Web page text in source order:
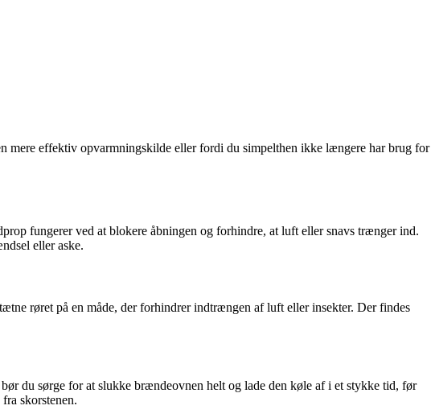
effektiv opvarmningskilde eller fordi du simpelthen ikke længere har brug for
fungerer ved at blokere åbningen og forhindre, at luft eller snavs trænger ind.
eller aske.
røret på en måde, der forhindrer indtrængen af luft eller insekter. Der findes
du sørge for at slukke brændeovnen helt og lade den køle af i et stykke tid, før
skorstenen.